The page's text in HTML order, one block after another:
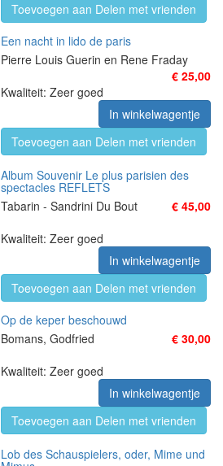
Toevoegen aan Delen met vrienden
Een nacht in lido de paris
Pierre Louis Guerin en Rene Fraday
€ 25,00
Kwaliteit: Zeer goed
In winkelwagentje
Toevoegen aan Delen met vrienden
Album Souvenir Le plus parisien des
spectacles REFLETS
Tabarin - Sandrini Du Bout
€ 45,00
Kwaliteit: Zeer goed
In winkelwagentje
Toevoegen aan Delen met vrienden
Op de keper beschouwd
Bomans, Godfried
€ 30,00
Kwaliteit: Zeer goed
In winkelwagentje
Toevoegen aan Delen met vrienden
Lob des Schauspielers, oder, Mime und